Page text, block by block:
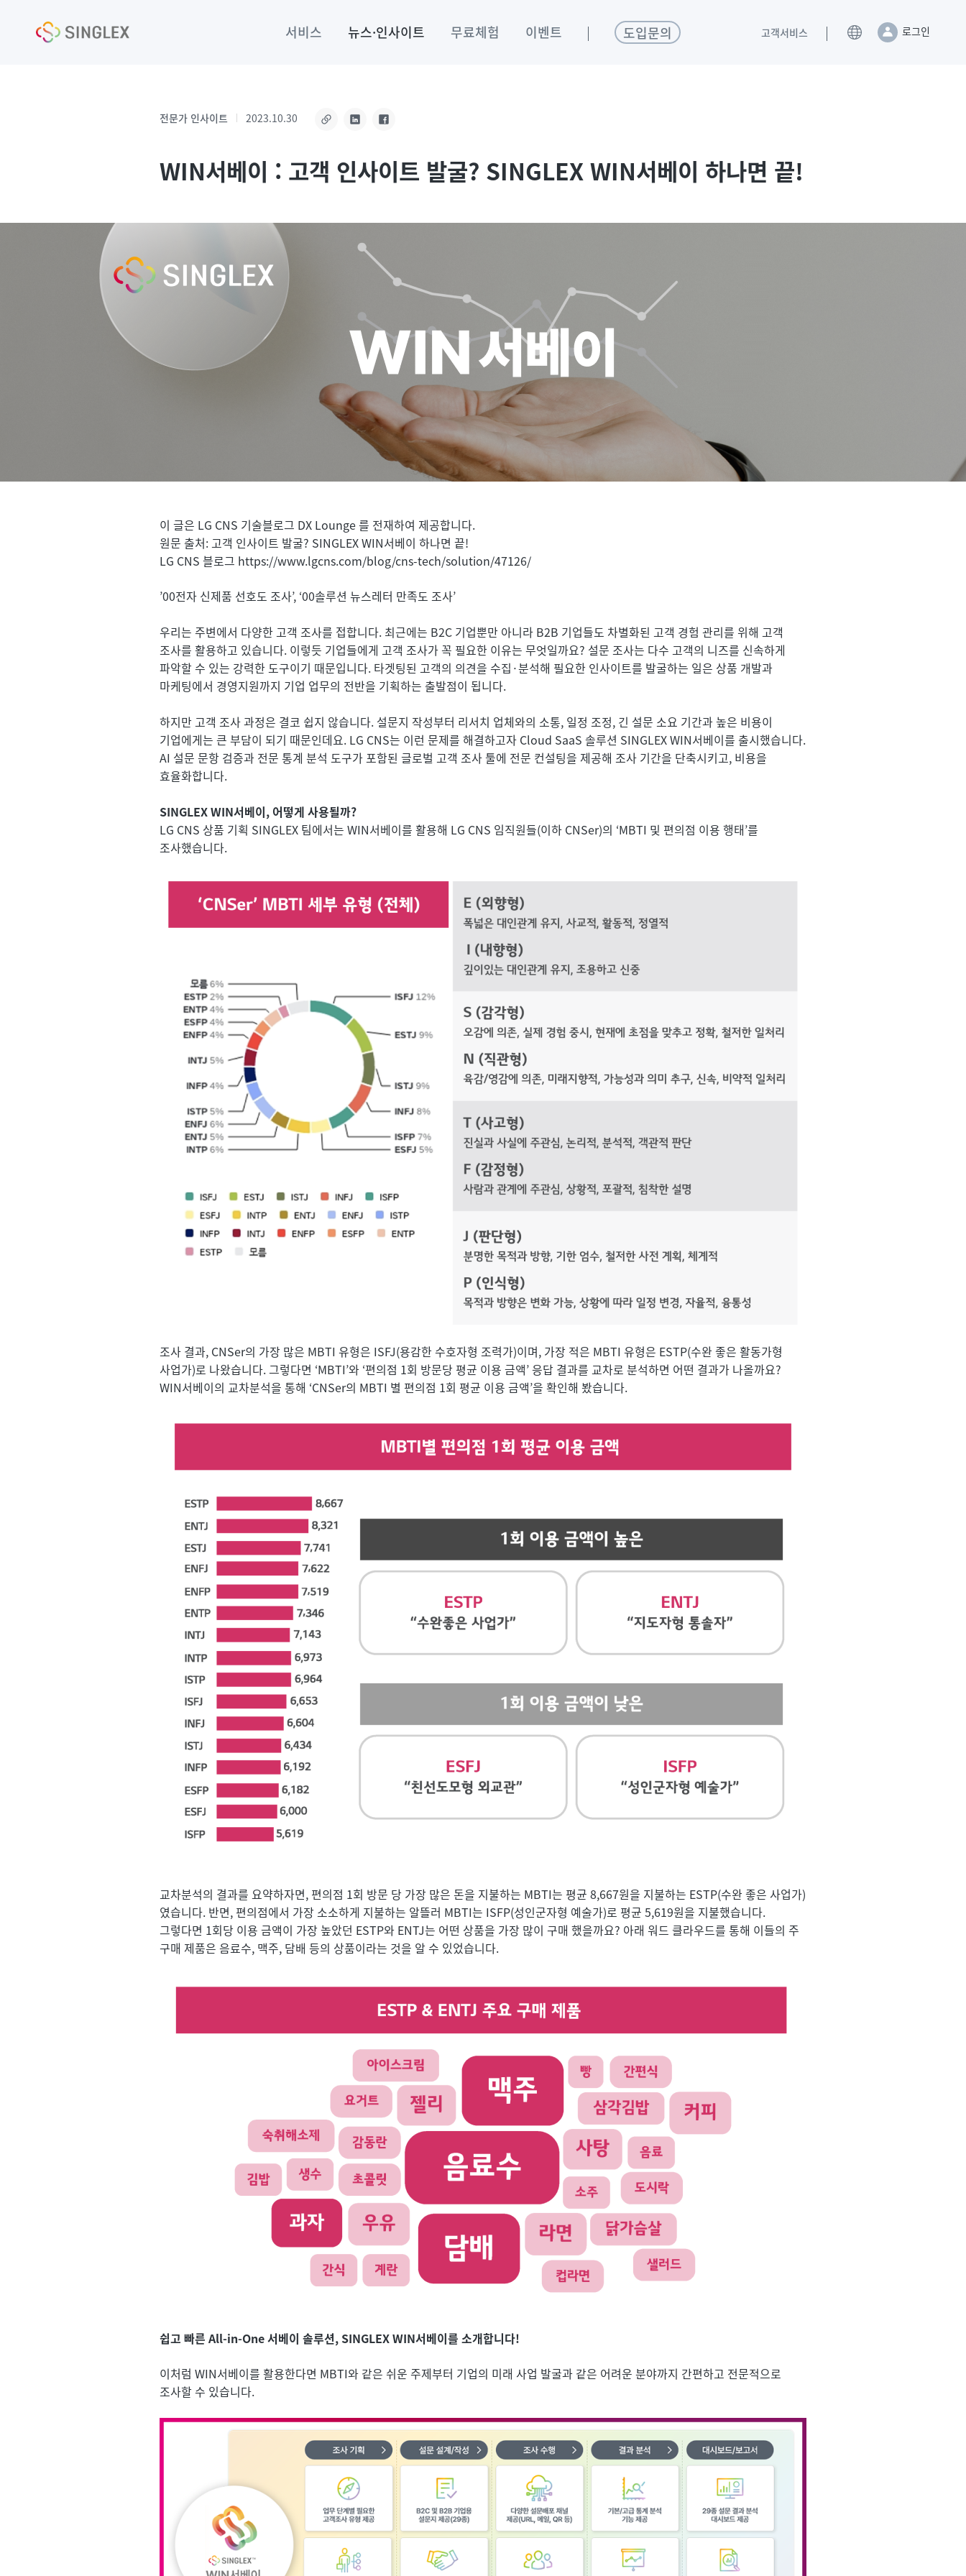
Singlex Town 서비스 뉴스·인사이트 무료체험 이벤트 도입문의 고객서비스 로그인
전문가 인사이트 2023.10.30
WIN서베이 : 고객 인사이트 발굴? SINGLEX WIN서베이 하나면 끝!
이 글은 LG CNS 기술블로그 DX Lounge 를 전재하여 제공합니다.
원문 출처: 고객 인사이트 발굴? SINGLEX WIN서베이 하나면 끝!
LG CNS 블로그 https://www.lgcns.com/blog/cns-tech/solution/47126/
’00전자 신제품 선호도 조사’, ‘00솔루션 뉴스레터 만족도 조사’
우리는 주변에서 다양한 고객 조사를 접합니다. 최근에는 B2C 기업뿐만 아니라 B2B 기업들도 차별화된 고객 경험 관리를 위해 고객
조사를 활용하고 있습니다. 이렇듯 기업들에게 고객 조사가 꼭 필요한 이유는 무엇일까요? 설문 조사는 다수 고객의 니즈를 신속하게
파악할 수 있는 강력한 도구이기 때문입니다. 타겟팅된 고객의 의견을 수집·분석해 필요한 인사이트를 발굴하는 일은 상품 개발과
마케팅에서 경영지원까지 기업 업무의 전반을 기획하는 출발점이 됩니다.
하지만 고객 조사 과정은 결코 쉽지 않습니다. 설문지 작성부터 리서치 업체와의 소통, 일정 조정, 긴 설문 소요 기간과 높은 비용이
기업에게는 큰 부담이 되기 때문인데요. LG CNS는 이런 문제를 해결하고자 Cloud SaaS 솔루션 SINGLEX WIN서베이를 출시했습니다.
AI 설문 문항 검증과 전문 통계 분석 도구가 포함된 글로벌 고객 조사 툴에 전문 컨설팅을 제공해 조사 기간을 단축시키고, 비용을
효율화합니다.
SINGLEX WIN서베이, 어떻게 사용될까?
LG CNS 상품 기획 SINGLEX 팀에서는 WIN서베이를 활용해 LG CNS 임직원들(이하 CNSer)의 ‘MBTI 및 편의점 이용 행태’를
조사했습니다.
조사 결과, CNSer의 가장 많은 MBTI 유형은 ISFJ(용감한 수호자형 조력가)이며, 가장 적은 MBTI 유형은 ESTP(수완 좋은 활동가형
사업가)로 나왔습니다. 그렇다면 ‘MBTI’와 ‘편의점 1회 방문당 평균 이용 금액’ 응답 결과를 교차로 분석하면 어떤 결과가 나올까요?
WIN서베이의 교차분석을 통해 ‘CNSer의 MBTI 별 편의점 1회 평균 이용 금액’을 확인해 봤습니다.
교차분석의 결과를 요약하자면, 편의점 1회 방문 당 가장 많은 돈을 지불하는 MBTI는 평균 8,667원을 지불하는 ESTP(수완 좋은 사업가)
였습니다. 반면, 편의점에서 가장 소소하게 지불하는 알뜰러 MBTI는 ISFP(성인군자형 예술가)로 평균 5,619원을 지불했습니다.
그렇다면 1회당 이용 금액이 가장 높았던 ESTP와 ENTJ는 어떤 상품을 가장 많이 구매 했을까요? 아래 워드 클라우드를 통해 이들의 주
구매 제품은 음료수, 맥주, 담배 등의 상품이라는 것을 알 수 있었습니다.
쉽고 빠른 All-in-One 서베이 솔루션, SINGLEX WIN서베이를 소개합니다!
이처럼 WIN서베이를 활용한다면 MBTI와 같은 쉬운 주제부터 기업의 미래 사업 발굴과 같은 어려운 분야까지 간편하고 전문적으로
조사할 수 있습니다.